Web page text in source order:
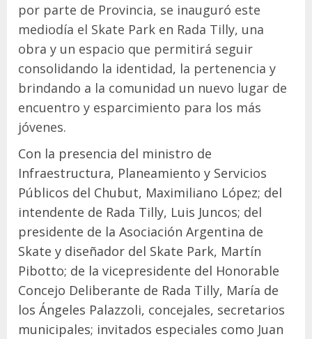
por parte de Provincia, se inauguró este
mediodía el Skate Park en Rada Tilly, una
obra y un espacio que permitirá seguir
consolidando la identidad, la pertenencia y
brindando a la comunidad un nuevo lugar de
encuentro y esparcimiento para los más
jóvenes.
Con la presencia del ministro de
Infraestructura, Planeamiento y Servicios
Públicos del Chubut, Maximiliano López; del
intendente de Rada Tilly, Luis Juncos; del
presidente de la Asociación Argentina de
Skate y diseñador del Skate Park, Martín
Pibotto; de la vicepresidente del Honorable
Concejo Deliberante de Rada Tilly, María de
los Ángeles Palazzoli, concejales, secretarios
municipales; invitados especiales como Juan